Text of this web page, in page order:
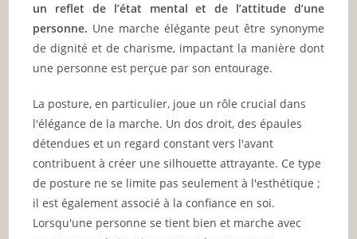
un reflet de l’état mental et de l’attitude d’une
personne. Une marche élégante peut être synonyme
de dignité et de charisme, impactant la manière dont
une personne est perçue par son entourage.
La posture, en particulier, joue un rôle crucial dans
l'élégance de la marche. Un dos droit, des épaules
détendues et un regard constant vers l'avant
contribuent à créer une silhouette attrayante. Ce type
de posture ne se limite pas seulement à l'esthétique ;
il est également associé à la confiance en soi.
Lorsqu'une personne se tient bien et marche avec